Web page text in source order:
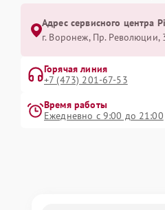
Адрес сервисного центра
г. Воронеж, Пр. Революции,
Горячая линия
+7 (473) 201-67-53
Время работы
Ежедневно с 9:00 до 21:00